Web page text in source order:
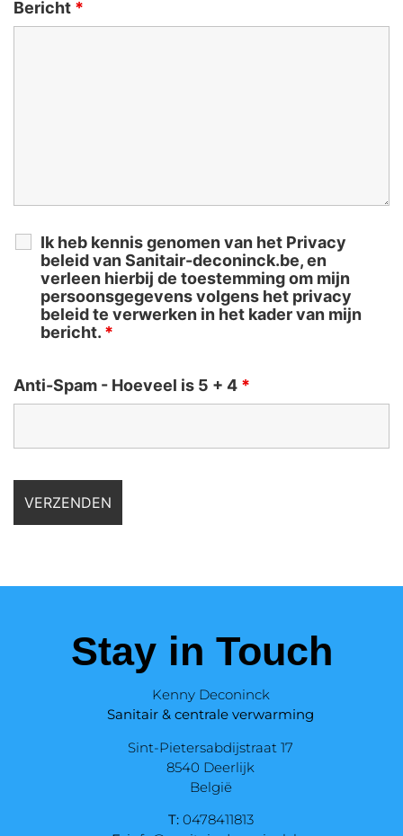
Bericht *
Ik heb kennis genomen van het Privacy
beleid van Sanitair-deconinck.be, en
verleen hierbij de toestemming om mijn
persoonsgegevens volgens het privacy
beleid te verwerken in het kader van mijn
bericht. *
Anti-Spam - Hoeveel is 5 + 4 *
Stay in Touch
Kenny Deconinck
Sanitair & centrale verwarming
Sint-Pietersabdijstraat 17
8540 Deerlijk
België
T: 0478411813